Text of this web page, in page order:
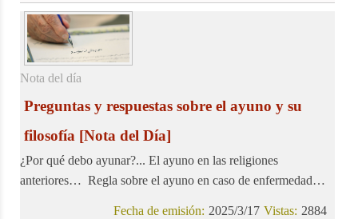
Quds, alzando su voz en condena de los crímenes de este
régimen ilegítimo.
Nota del día
Preguntas y respuestas sobre el ayuno y su
filosofía [Nota del Día]
¿Por qué debo ayunar?... El ayuno en las religiones
anteriores… Regla sobre el ayuno en caso de enfermedad…
2884
Vistas:
2025/3/17
Fecha de emisión: